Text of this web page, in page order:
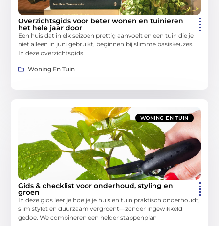
Overzichtsgids voor beter wonen en tuinieren
het hele jaar door
Een huis dat in elk seizoen prettig aanvoelt en een tuin die je
niet alleen in juni gebruikt, beginnen bij slimme basiskeuzes.
In deze overzichtsgids
Woning En Tuin
WONING EN TUIN
Gids & checklist voor onderhoud, styling en
groen
In deze gids leer je hoe je je huis en tuin praktisch onderhoudt,
slim stylet en duurzaam vergroent—zonder ingewikkeld
gedoe. We combineren een helder stappenplan